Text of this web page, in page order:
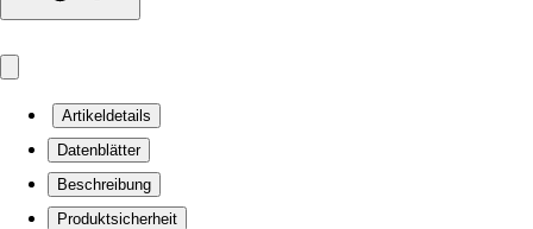
Artikeldetails
Datenblätter
Beschreibung
Produktsicherheit